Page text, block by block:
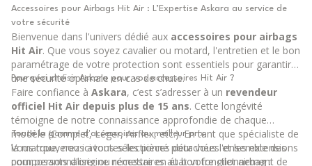
Accessoires pour Airbags Hit Air : L’Expertise Askara au service de
votre sécurité
Bienvenue dans l'univers dédié aux accessoires pour airbags
Hit Air. Que vous soyez cavalier ou motard, l'entretien et le bon
paramétrage de votre protection sont essentiels pour garantir
une sécurité optimale en cas de chute.
Pourquoi choisir Askara pour vos accessoires Hit Air ?
Faire confiance à Askara, c’est s’adresser à un revendeur
officiel Hit Air depuis plus de 15 ans. Cette longévité
témoigne de notre connaissance approfondie de chaque
modèle (Complet, Léger, Airflex, etc.). En tant que spécialiste de
la marque, nous avons sélectionné pour vous l'ensemble des
composants d'origine nécessaires au bon fonctionnement de
Toute la gamme d'accessoires au meilleur prix
Vous trouverez ici toutes les pièces détachées et les extensions
pour personnaliser ou remettre en état votre gilet airbag :